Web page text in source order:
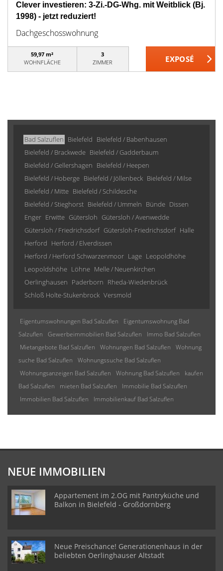
Clever investieren: 3-Zi.-DG-Whg. mit Weitblick (Bj.
1998) - jetzt reduziert!
Dachgeschosswohnung
59,97 m²
WOHNFLÄCHE
3
ZIMMER
Bad Salzuflen Bielefeld Bielefeld / Babenhausen
Bielefeld / Brackwede Bielefeld / Gadderbaum
Bielefeld / Gellershagen Bielefeld / Heepen
Bielefeld / Hoberge Bielefeld / Jöllenbeck Bielefeld / Milse
Bielefeld / Mitte Bielefeld / Schildesche
Bielefeld / Stieghorst Bielefeld / Ummeln Bünde Dissen
Enger Erwitte Gütersloh Gütersloh / Avenwedde
Gütersloh / Friedrichsdorf Gütersloh-Friedrichsdorf Halle
Herford Herford / Elverdissen
Herford / Herford Schwarzenmoor Lage Leopoldhöhe
Leopoldshöhe Löhne Melle / Neuenkirchen
Oerlinghausen Paderborn Rheda-Wiedenbrück
Schloß Holte-Stukenbrock Versmold
Eigentumswohnungen Bad Salzuflen
Eigentumswohnung Bad
Salzuflen
Gewerbeimmobilien Bad Salzuflen
Immo Bad Salzuflen
Mietangebote Bad Salzuflen
Wohnungen Bad Salzuflen
Wohnung
suche Bad Salzuflen
Wohnungssuche Bad Salzuflen
Wohnungsanzeigen Bad Salzuflen
Wohnung Bad Salzuflen
kaufen
Bad Salzuflen
mieten Bad Salzuflen
Immobilie Bad Salzuflen
Immobilien Bad Salzuflen
Immobilienkauf Bad Salzuflen
NEUE IMMOBILIEN
Appartement im 2.OG mit Pantryküche und
Balkon in Bielefeld - Großdornberg
Neue Preischance! Generationenhaus in der
beliebten Oerlinghauser Altstadt